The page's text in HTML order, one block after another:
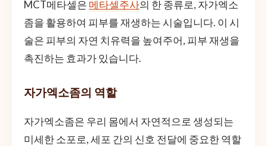
MCT메타셀은 메타셀주사의 한 종류로, 자가엑소
좀을 활용하여 피부를 재생하는 시술입니다. 이 시
술은 피부의 자연 치유력을 높여주어, 피부 재생을
촉진하는 효과가 있습니다.
자가엑소좀의 역할
자가엑소좀은 우리 몸에서 자연적으로 생성되는
미세한 소포로, 세포 간의 신호 전달에 중요한 역할